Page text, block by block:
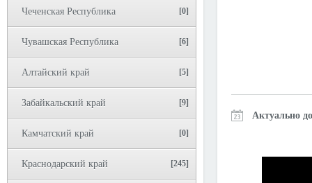
Чеченская Республика [0]
Чувашская Республика [6]
Алтайский край [5]
Забайкальский край [9]
Камчатский край [0]
Краснодарский край [245]
Актуально